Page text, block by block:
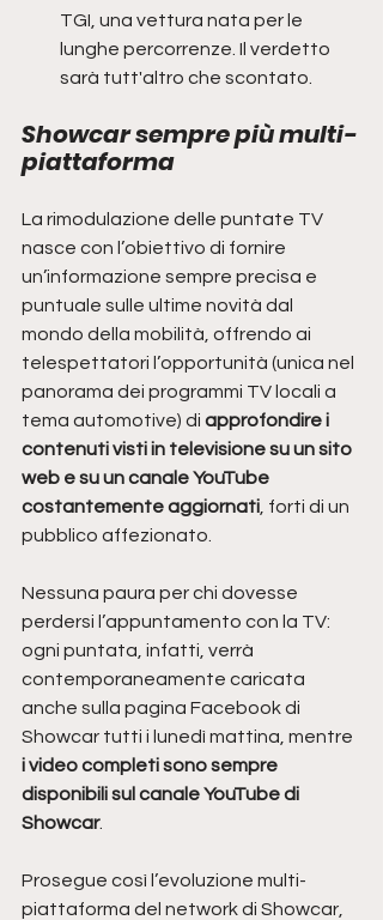
TGI, una vettura nata per le
lunghe percorrenze. Il verdetto
sarà tutt'altro che scontato.
Showcar sempre più multi-
piattaforma
La rimodulazione delle puntate TV
nasce con l’obiettivo di fornire
un’informazione sempre precisa e
puntuale sulle ultime novità dal
mondo della mobilità, offrendo ai
telespettatori l’opportunità (unica nel
panorama dei programmi TV locali a
tema automotive) di approfondire i
contenuti visti in televisione su un sito
web e su un canale YouTube
costantemente aggiornati , forti di un
pubblico affezionato.
Nessuna paura per chi dovesse
perdersi l’appuntamento con la TV:
ogni puntata, infatti, verrà
contemporaneamente caricata
anche sulla pagina Facebook di
Showcar tutti i lunedì mattina, mentre
i video completi sono sempre
disponibili sul canale YouTube di
Showcar.
Prosegue così l’evoluzione multi-
piattaforma del network di Showcar,